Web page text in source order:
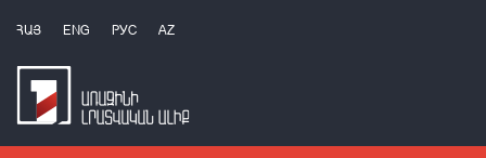
ՀԱՅ ENG РУС AZ